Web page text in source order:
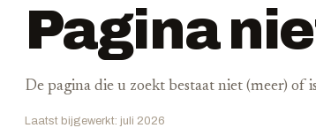
Pagina
De pagina die u zoekt bestaat niet (meer)
Laatst bijgewerkt: juli 2026